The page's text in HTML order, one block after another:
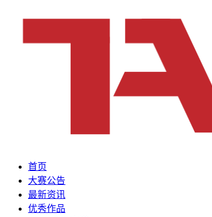
首页
大赛公告
最新资讯
优秀作品